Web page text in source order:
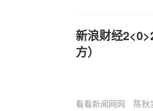
新浪财经
方）
看看新闻网网 陈秋